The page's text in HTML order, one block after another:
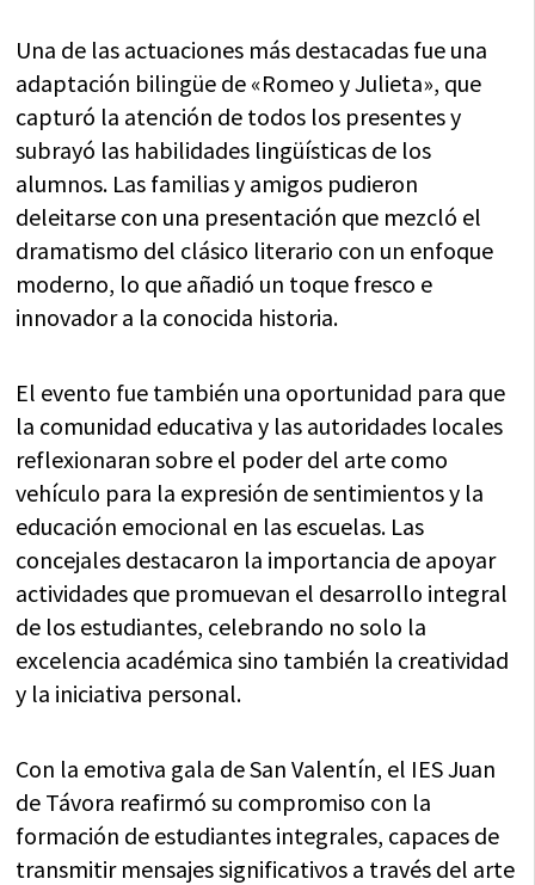
Una de las actuaciones más destacadas fue una
adaptación bilingüe de «Romeo y Julieta», que
capturó la atención de todos los presentes y
subrayó las habilidades lingüísticas de los
alumnos. Las familias y amigos pudieron
deleitarse con una presentación que mezcló el
dramatismo del clásico literario con un enfoque
moderno, lo que añadió un toque fresco e
innovador a la conocida historia.
El evento fue también una oportunidad para que
la comunidad educativa y las autoridades locales
reflexionaran sobre el poder del arte como
vehículo para la expresión de sentimientos y la
educación emocional en las escuelas. Las
concejales destacaron la importancia de apoyar
actividades que promuevan el desarrollo integral
de los estudiantes, celebrando no solo la
excelencia académica sino también la creatividad
y la iniciativa personal.
Con la emotiva gala de San Valentín, el IES Juan
de Távora reafirmó su compromiso con la
formación de estudiantes integrales, capaces de
transmitir mensajes significativos a través del arte